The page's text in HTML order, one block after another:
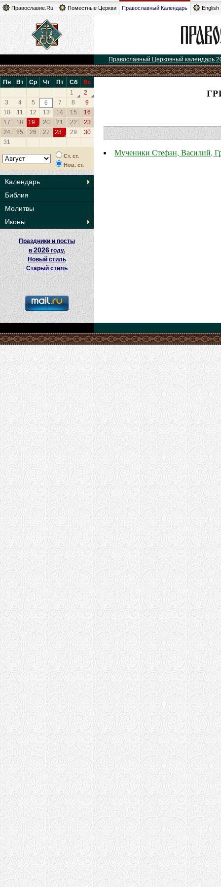
Православие.Ru Поместные Церкви Православный Календарь English
Православный Церковный календарь
Пн Вт Ср Чт Пт Сб
Вс
1
2
3
4 5 6 7 8
9
10
11 12 13 14 15
16
17
18 19 20 21 22
23
24
25 26 27 28 29
30
31
Ст. ст.
Нов. ст.
Календарь
Библия
Молитвы
Иконы
Праздники и посты
в2026 году.
Новый стиль
Старый стиль
Мученики Стефан, Василий,